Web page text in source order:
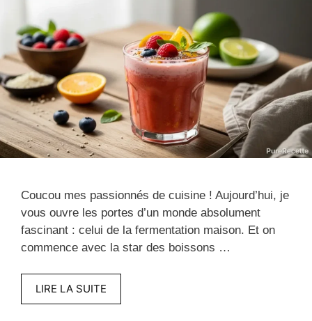
Coucou mes passionnés de cuisine ! Aujourd’hui, je
vous ouvre les portes d’un monde absolument
fascinant : celui de la fermentation maison. Et on
commence avec la star des boissons …
LIRE LA SUITE